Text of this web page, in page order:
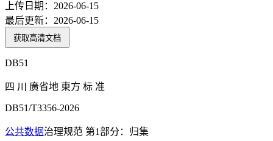
上传日期： 2026-06-15
最后更新： 2026-06-15
获取高清文档
DB51
四 川 廣省地 東方 标 准
DB51/T3356-2026
公共数据治理规范 第1部分：归集